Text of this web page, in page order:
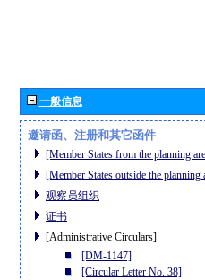
一般信息
邀请函、注册和其它函件
[Member States from the planning
[Member States outside the planning
观察员组织
证书
[Administrative Circulars]
[DM-1147]
[Circular Letter No. 38]